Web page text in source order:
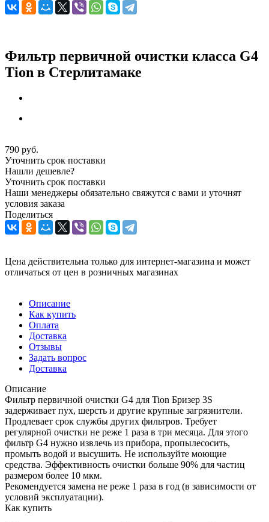
Фильтр первичной очистки класса G4
Tion в Стерлитамаке
790 руб.
Уточнить срок поставки
Нашли дешевле?
Уточнить срок поставки
Наши менеджеры обязательно свяжутся с вами и уточнят
условия заказа
Поделиться
Цена действительна только для интернет-магазина и может
отличаться от цен в розничных магазинах
Описание
Как купить
Оплата
Доставка
Отзывы
Задать вопрос
Доставка
Описание
Фильтр первичной очистки G4 для Tion Бризер 3S
задерживает пух, шерсть и другие крупные загрязнители.
Продлевает срок службы других фильтров. Требует
регулярной очистки не реже 1 раза в три месяца. Для этого
фильтр G4 нужно извлечь из прибора, пропылесосить,
промыть водой и высушить. Не используйте моющие
средства. Эффективность очистки больше 90% для частиц
размером более 10 мкм.
Рекомендуется замена не реже 1 раза в год (в зависимости от
условий эксплуатации).
Как купить